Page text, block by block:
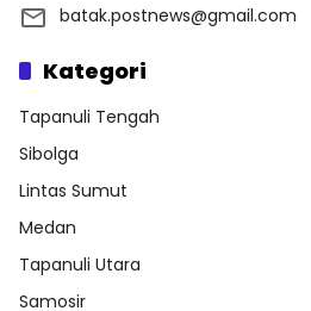
batak.postnews@gmail.com
Kategori
Tapanuli Tengah
Sibolga
Lintas Sumut
Medan
Tapanuli Utara
Samosir